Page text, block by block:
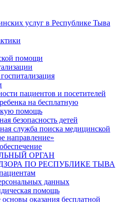
услуг в Республике Тыва
помощи
пациентов и посетителей
на бесплатную
помощь
безопасность детей
служба поиска медицинской
направление»
ОРГАН
ПО РЕСПУБЛИКЕ ТЫВА
данных
помощь
оказания бесплатной